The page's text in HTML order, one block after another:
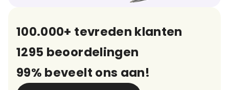
100.000+ tevreden klanten
1295 beoordelingen
99% beveelt ons aan!